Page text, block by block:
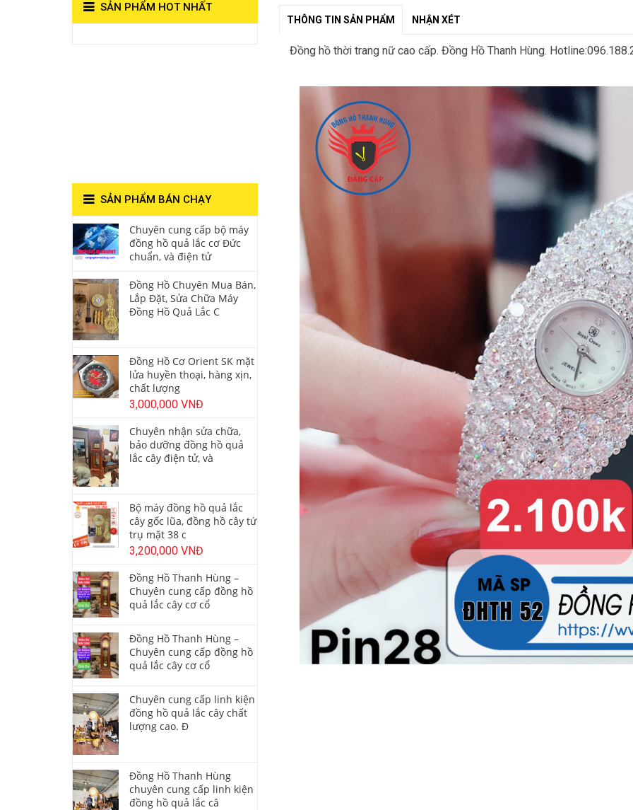
THÔNG TIN SẢN PHẨM NHẬN XÉT
Đồng hồ thời trang nữ cao cấp. Đồng Hồ Thanh Hùng.
SẢN PHẨM HOT NHẤT
SẢN PHẨM BÁN CHẠY
Chuyên cung cấp bộ máy
đồng hồ quả lắc cơ Đức
chuẩn, và điện tử
Đồng Hồ Chuyên Mua Bán,
Lắp Đặt, Sửa Chữa Máy
Đồng Hồ Quả Lắc C
Đồng Hồ Cơ Orient SK mặt
lửa huyền thoại, hàng xịn,
chất lượng
3,000,000 VNĐ
Chuyên nhận sửa chữa,
bảo dưỡng đồng hồ quả
lắc cây điện tử, và
Bộ máy đồng hồ quả lắc
cây gốc lũa, đồng hồ cây tứ
trụ mặt 38 c
3,200,000 VNĐ
Đồng Hồ Thanh Hùng –
Chuyên cung cấp đồng hồ
quả lắc cây cơ cổ
Đồng Hồ Thanh Hùng –
Chuyên cung cấp đồng hồ
quả lắc cây cơ cổ
Chuyên cung cấp linh kiện
đồng hồ quả lắc cây chất
lượng cao. Đ
Đồng Hồ Thanh Hùng
chuyên cung cấp linh kiện
đồng hồ quả lắc câ